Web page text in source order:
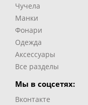
Чучела
Манки
Фонари
Одежда
Аксессуары
Все разделы
Мы в соцсетях:
Вконтакте